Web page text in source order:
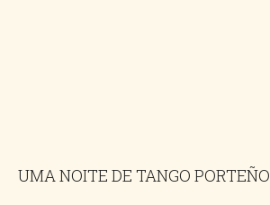
UMA NOITE DE TANGO PORTEÑO